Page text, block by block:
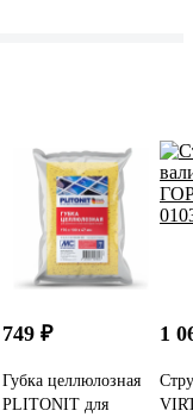
749 ₽
Губка целлюлозная
PLITONIT для
1